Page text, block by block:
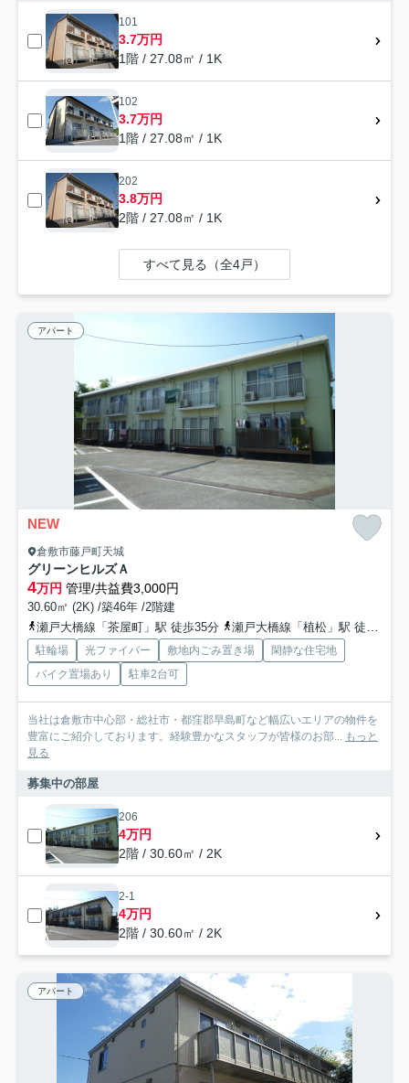
101
3.7万円
1階 / 27.08㎡ / 1K
102
3.7万円
1階 / 27.08㎡ / 1K
202
3.8万円
2階 / 27.08㎡ / 1K
すべて見る（全4戸）
アパート
NEW
倉敷市藤戸町天城
グリーンヒルズＡ
4万円 管理/共益費3,000円
30.60㎡ (2K) /築46年 /2階建
瀬戸大橋線「茶屋町」駅 徒歩35分
瀬戸大橋線「植松」駅 徒歩36分
駐輪場 光ファイバー 敷地内ごみ置き場
閑静な住宅地
バイク置場あり
駐車2台可
当社は倉敷市中心部・総社市・都窪郡早島町など幅広いエリアの物件を
豊富にご紹介しております。経験豊かなスタッフが皆様のお部... もっと
見る
募集中の部屋
206
4万円
2階 / 30.60㎡ / 2K
2-1
4万円
2階 / 30.60㎡ / 2K
アパート